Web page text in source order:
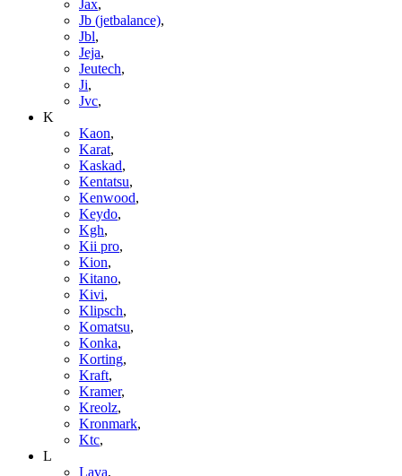
Jax,
Jb (jetbalance),
Jbl,
Jeja,
Jeutech,
Ji,
Jvc,
K
Kaon,
Karat,
Kaskad,
Kentatsu,
Kenwood,
Keydo,
Kgh,
Kii pro,
Kion,
Kitano,
Kivi,
Klipsch,
Komatsu,
Konka,
Korting,
Kraft,
Kramer,
Kreolz,
Kronmark,
Ktc,
L
Lava,